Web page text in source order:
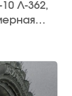
Л-362,